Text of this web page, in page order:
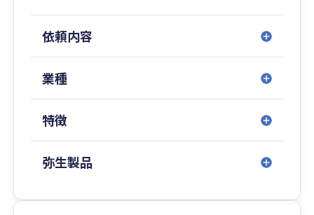
お客様がご不明、疑問に思われたことは、
お客様が分かるまで専門用語を使わずに
何度でもご説明するよう心がけておりますので、
依頼内容
業種
特徴
弥生製品